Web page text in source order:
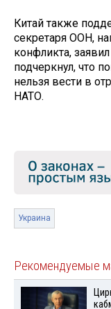
Китай также
секретаря ООН,
конфликта,
подчеркнул, что
нельзя вести в
НАТО.
Украина
Рекомендуемые